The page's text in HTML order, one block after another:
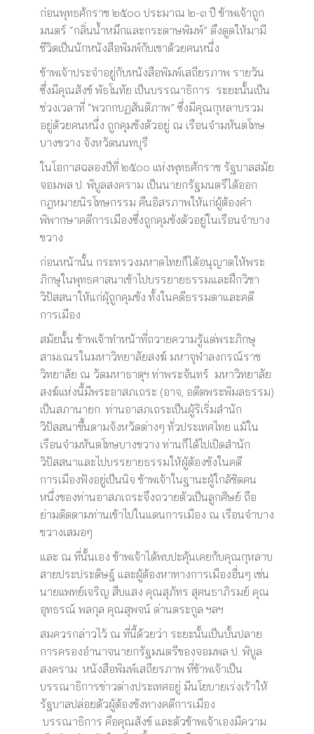
ก่อนพุทธศักราช ๒๕๐๐ ประมาณ ๒-๓ ปี ข้าพเจ้าถูก
มนตร์ “กลิ่นน้ำหมึกและกระดาษพิมพ์” ดึงดูดให้มามี
ชีวิตเป็นนักหนังสือพิมพ์กับเขาด้วยคนหนึ่ง
ข้าพเจ้าประจำอยู่กับหนังสือพิมพ์เสถียรภาพ รายวัน
ซึ่งมีคุณสังข์ พัธโนทัย เป็นบรรณาธิการ ระยะนั้นเป็น
ช่วงเวลาที่ “พวกกบฏสันติภาพ” ซึ่งมีคุณกุหลาบรวม
อยู่ด้วยคนหนึ่ง ถูกคุมขังตัวอยู่ ณ เรือนจำมหันตโทษ
บางขวาง จังหวัดนนทบุรี
ในโอกาสฉลองปีที่ ๒๕๐๐ แห่งพุทธศักราช รัฐบาลสมัย
จอมพล ป. พิบูลสงคราม เป็นนายกรัฐมนตรีได้ออก
กฎหมายนิรโทษกรรม คืนอิสรภาพให้แก่ผู้ต้องคำ
พิพากษาคดีการเมืองซึ่งถูกคุมขังตัวอยู่ในเรือนจำบาง
ขวาง
ก่อนหน้านั้น กระทรวงมหาดไทยก็ได้อนุญาตให้พระ
ภิกษุในพุทธศาสนาเข้าไปบรรยายธรรมและฝึกวิชา
วิปัสสนาให้แก่ผุ้ถูกคุมขัง ทั้งในคดีธรรมดาและคดี
การเมือง
สมัยนั้น ข้าพเจ้าทำหน้าที่ถวายความรู้แด่พระภิกษุ
สามเณรในมหาวิทยาลัยสงฆ์ มหาจุฬาลงกรณ์ราช
วิทยาลัย ณ วัดมหาธาตุฯ ท่าพระจันทร์ มหาวิทยาลัย
สงฆ์แห่งนี้มีพระอาสภเถระ (อาจ, อดีตพระพิมลธรรม)
เป็นสภานายก ท่านอาสภเถระเป็นผู้ริเริ่มสำนัก
วิปัสสนาขึ้นตามจังหวัดต่างๆ ทั่วประเทศไทย แม้ใน
เรือนจำมหันตโทษบางขวาง ท่านก็ได้ไปเปิดสำนัก
วิปัสสนาและไปบรรยายธรรมให้ผู้ต้องขังในคดี
การเมืองฟังอยู่เป็นนิจ ข้าพเจ้าในฐานะผู้ใกล้ชิดคน
หนึ่งของท่านอาสภเถระจึงถวายตัวเป็นลูกศิษย์ ถือ
ย่ามติดตามท่านเข้าไปในแดนการเมือง ณ เรือนจำบาง
ขวางเสมอๆ
และ ณ ที่นั้นเอง ข้าพเจ้าได้พบปะคุ้นเคยกับคุณกุหลาบ
สายประประดิษฐ์ และผู้ต้องหาทางการเมืองอื่นๆ เช่น
นายแพทย์เจริญ สืบแสง คุณสุภัทร สุคนธาภิรมย์ คุณ
อุทธรณ์ พลกุล คุณสุพจน์ ด่านตระกูล ฯลฯ
สมควรกล่าวไว้ ณ ที่นี้ด้วยว่า ระยะนั้นเป็นบั้นปลาย
การครองอำนาจนายกรัฐมนตรีของจอมพล ป. พิบูล
สงคราม หนังสือพิมพ์เสถียรภาพ ที่ข้าพเจ้าเป็น
บรรณาธิการข่าวต่างประเทศอยู่ มีนโยบายเร่งเร้าให้
รัฐบาลปล่อยตัวผู้ต้องขังทางคดีการเมือง
บรรณาธิการ คือคุณสังข์ และตัวข้าพเจ้าเองมีความ